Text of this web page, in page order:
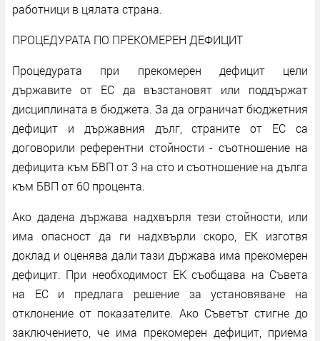
работници в цялата страна.
ПРОЦЕДУРАТА ПО ПРЕКОМЕРЕН ДЕФИЦИТ
Процедурата при прекомерен дефицит цели
държавите от ЕС да възстановят или поддържат
дисциплината в бюджета. За да ограничат бюджетния
дефицит и държавния дълг, страните от ЕС са
договорили референтни стойности - съотношение на
дефицита към БВП от 3 на сто и съотношение на дълга
към БВП от 60 процента.
Ако дадена държава надхвърля тези стойности, или
има опасност да ги надхвърли скоро, ЕК изготвя
доклад и оценява дали тази държава има прекомерен
дефицит. При необходимост ЕК съобщава на Съвета
на ЕС и предлага решение за установяване на
отклонение от показателите. Ако Съветът стигне до
заключението, че има прекомерен дефицит, приема